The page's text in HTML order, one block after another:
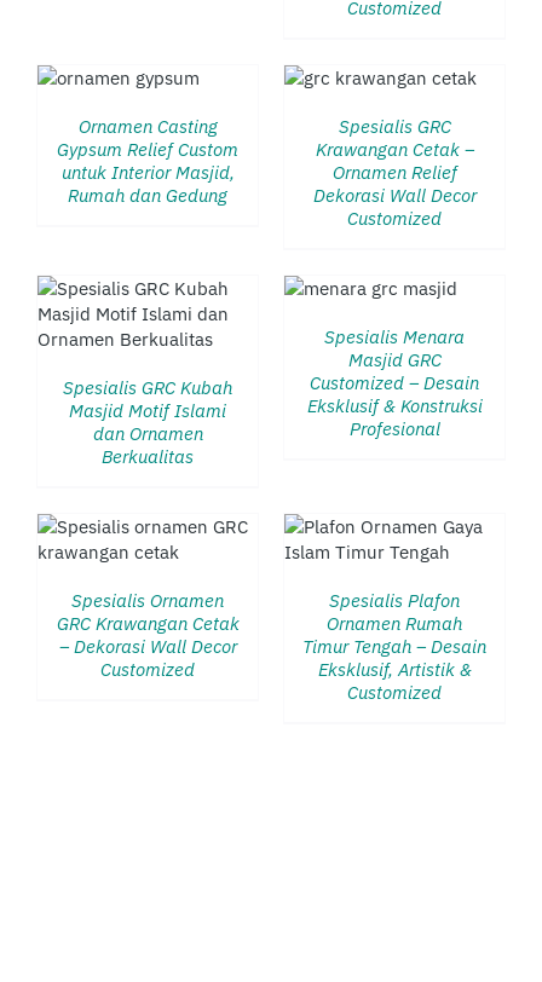
Customized
Ornamen Casting
Gypsum Relief Custom
untuk Interior Masjid,
Rumah dan Gedung
DETAILS
Spesialis GRC
Krawangan Cetak –
Ornamen Relief
Dekorasi Wall Decor
Customized
Spesialis GRC Kubah
Masjid Motif Islami
dan Ornamen
Berkualitas
DETAILS
Spesialis Menara
Masjid GRC
Customized – Desain
Eksklusif & Konstruksi
Profesional
Spesialis Ornamen
GRC Krawangan Cetak
– Dekorasi Wall Decor
Customized
DETAILS
Spesialis Plafon
Ornamen Rumah
Timur Tengah – Desain
Eksklusif, Artistik &
Customized